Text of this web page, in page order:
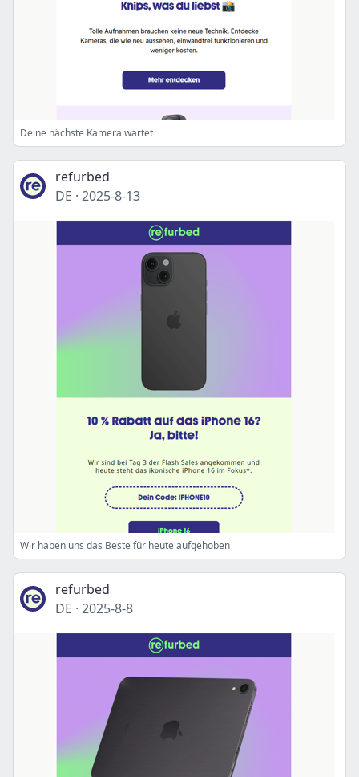
Deine nächste Kamera wartet
refurbed
DE · 2025-8-13
Wir haben uns das Beste für heute aufgehoben
refurbed
DE · 2025-8-8